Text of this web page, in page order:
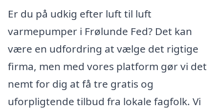
Er du på udkig efter luft til luft
varmepumper i Frølunde Fed? Det kan
være en udfordring at vælge det rigtige
firma, men med vores platform gør vi det
nemt for dig at få tre gratis og
uforpligtende tilbud fra lokale fagfolk. Vi